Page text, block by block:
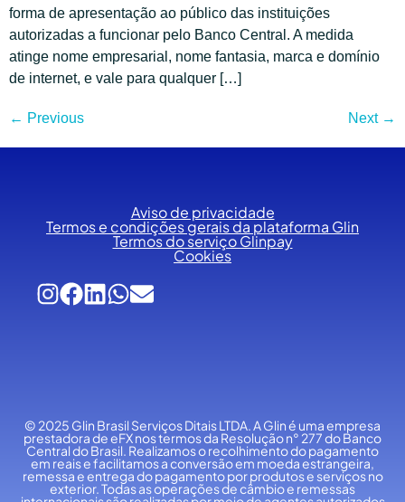
forma de apresentação ao público das instituições
autorizadas a funcionar pelo Banco Central. A medida
atinge nome empresarial, nome fantasia, marca e domínio
de internet, e vale para qualquer […]
← Previous Next →
Aviso de privacidade
Termos e condições gerais da plataforma Glin
Termos do serviço Glinpay
Cookies
© 2025 Glin Brasil Serviços Ditais LTDA.A Glin é uma empresa
prestadora de eFX nos termos da Resolução n° 277 do Banco
Central do Brasil. Realizamos o recolhimento do pagamento
em reais e facilitamos a conversão em moeda estrangeira,
remessa e entrega do pagamento por produtos e serviços no
exterior. Todas as operações de câmbio e remessas